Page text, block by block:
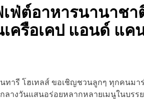
ฟ่ต์อาหารนานาช
เครือเคป แอนด์ แค
ทารี โฮเทลส์ ขอเชิญชวนลูกๆ ทุกคนม
างวันแสนอร่อยหลากหลายเมนูในบรร